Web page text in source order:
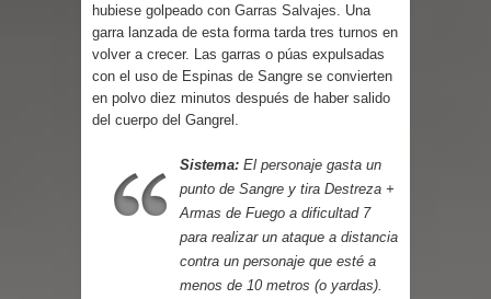
Parte 02: Vuelve el Hijo Prodigo
Parte 03: Reflexiones
hubiese golpeado con Garras Salvajes . Una
garra lanzada de esta forma tarda tres turnos en
volver a crecer. Las garras o púas expulsadas
con el uso de Espinas de Sangre se convierten
en polvo diez minutos después de haber salido
del cuerpo del Gangrel.
Sistema: El personaje gasta un
punto de Sangre y tira Destreza +
Armas de Fuego a dificultad 7
para realizar un ataque a distancia
contra un personaje que esté a
menos de 10 metros (o yardas).